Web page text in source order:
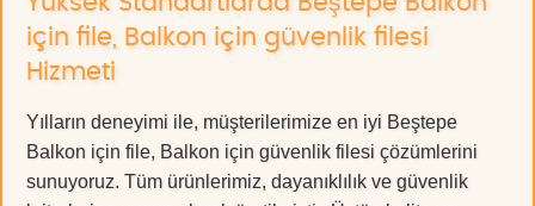
için file, Balkon için güvenlik filesi
Hizmeti
Yılların deneyimi ile, müşterilerimize en iyi Beştepe
Balkon için file, Balkon için güvenlik filesi çözümlerini
sunuyoruz. Tüm ürünlerimiz, dayanıklılık ve güvenlik